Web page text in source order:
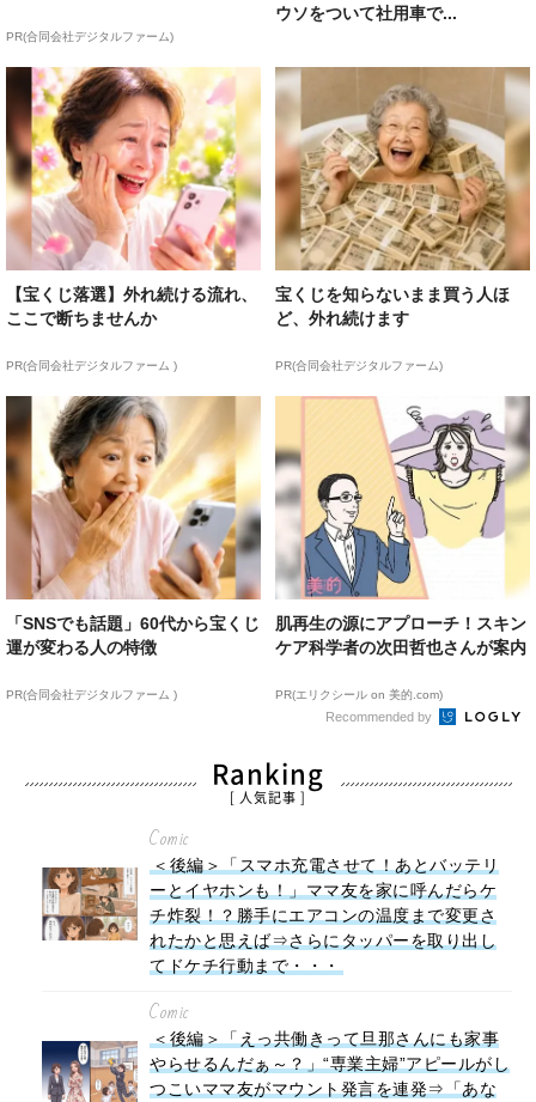
PR(合同会社デジタルファーム)
ウソをついて社用車で...
【宝くじ落選】外れ続ける流れ、
ここで断ちませんか
PR(合同会社デジタルファーム )
宝くじを知らないまま買う人ほ
ど、外れ続けます
PR(合同会社デジタルファーム)
「SNSでも話題」60代から宝くじ
運が変わる人の特徴
PR(合同会社デジタルファーム )
肌再生の源にアプローチ！スキン
ケア科学者の次田哲也さんが案内
PR(エリクシール on 美的.com)
Recommended by
Ranking
[ 人気記事 ]
Comic
＜後編＞「スマホ充電させて！あとバッテリ
ーとイヤホンも！」ママ友を家に呼んだらケ
チ炸裂！？勝手にエアコンの温度まで変更さ
れたかと思えば⇒さらにタッパーを取り出し
てドケチ行動まで・・・
Comic
＜後編＞「えっ共働きって旦那さんにも家事
やらせるんだぁ～？」“専業主婦”アピールがし
つこいママ友がマウント発言を連発⇒「あな